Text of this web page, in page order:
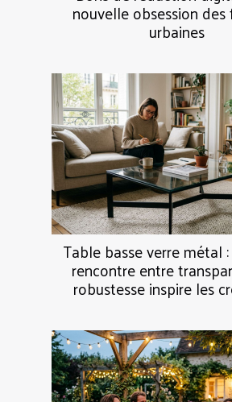
nouvelle obsession
urbaines
Table basse verre métal
rencontre entre
robustesse inspire les